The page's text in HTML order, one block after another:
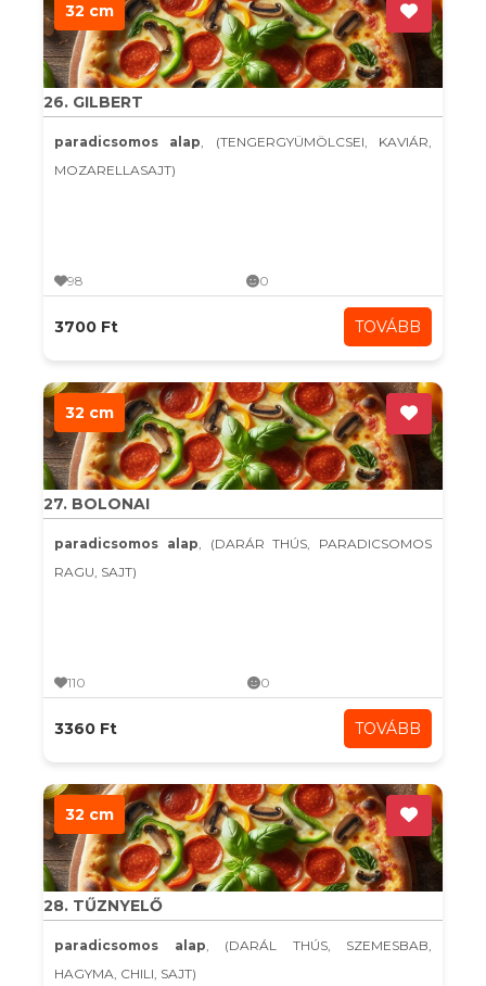
32 cm
26. GILBERT
paradicsomos alap, (TENGERGYÜMÖLCSEI, KAVIÁR,
MOZARELLASAJT)
98 0
3700 Ft TOVÁBB
32 cm
27. BOLONAI
paradicsomos alap, (DARÁR THÚS, PARADICSOMOS
RAGU, SAJT)
110 0
3360 Ft TOVÁBB
32 cm
28. TŰZNYELŐ
paradicsomos alap, (DARÁL THÚS, SZEMESBAB,
HAGYMA, CHILI, SAJT)